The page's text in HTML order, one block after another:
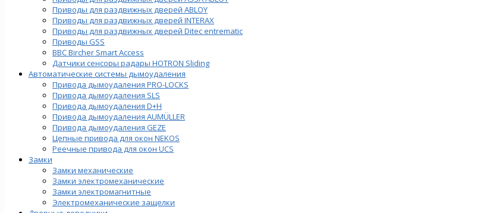
Приводы для раздвижных дверей ABLOY
Приводы для раздвижных дверей INTERAX
Приводы для раздвижных дверей Ditec entrematic
Приводы GSS
BBC Bircher Smart Access
Датчики сенсоры радары HOTRON Sliding
Автоматические системы дымоудаления
Привода дымоудаления PRO-LOCKS
Привода дымоудаления SLS
Привода дымоудаления D+H
Привода дымоудаления AUMÜLLER
Привода дымоудаления GEZE
Цепные привода для окон NEKOS
Реечные привода для окон UСS
Замки
Замки механические
Замки электромеханические
Замки электромагнитные
Электромеханические защелки